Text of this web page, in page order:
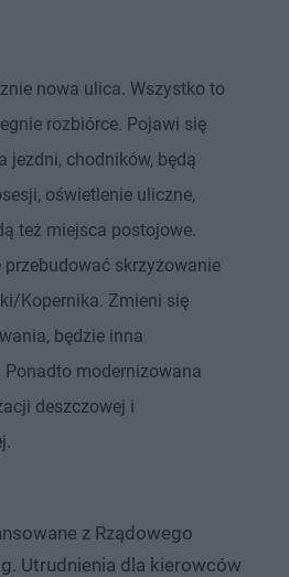
nowa ulica. Wszystko to
rozbiórce. Pojawi się
jezdni, chodników, będą
oświetlenie uliczne,
też miejsca postojowe.
skrzyżowanie
Kopernika. Zmieni się
będzie inna
modernizowana
deszczowej i
z Rządowego
Utrudnienia dla kierowców